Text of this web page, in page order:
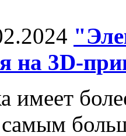
на 3D-
имеет
самым